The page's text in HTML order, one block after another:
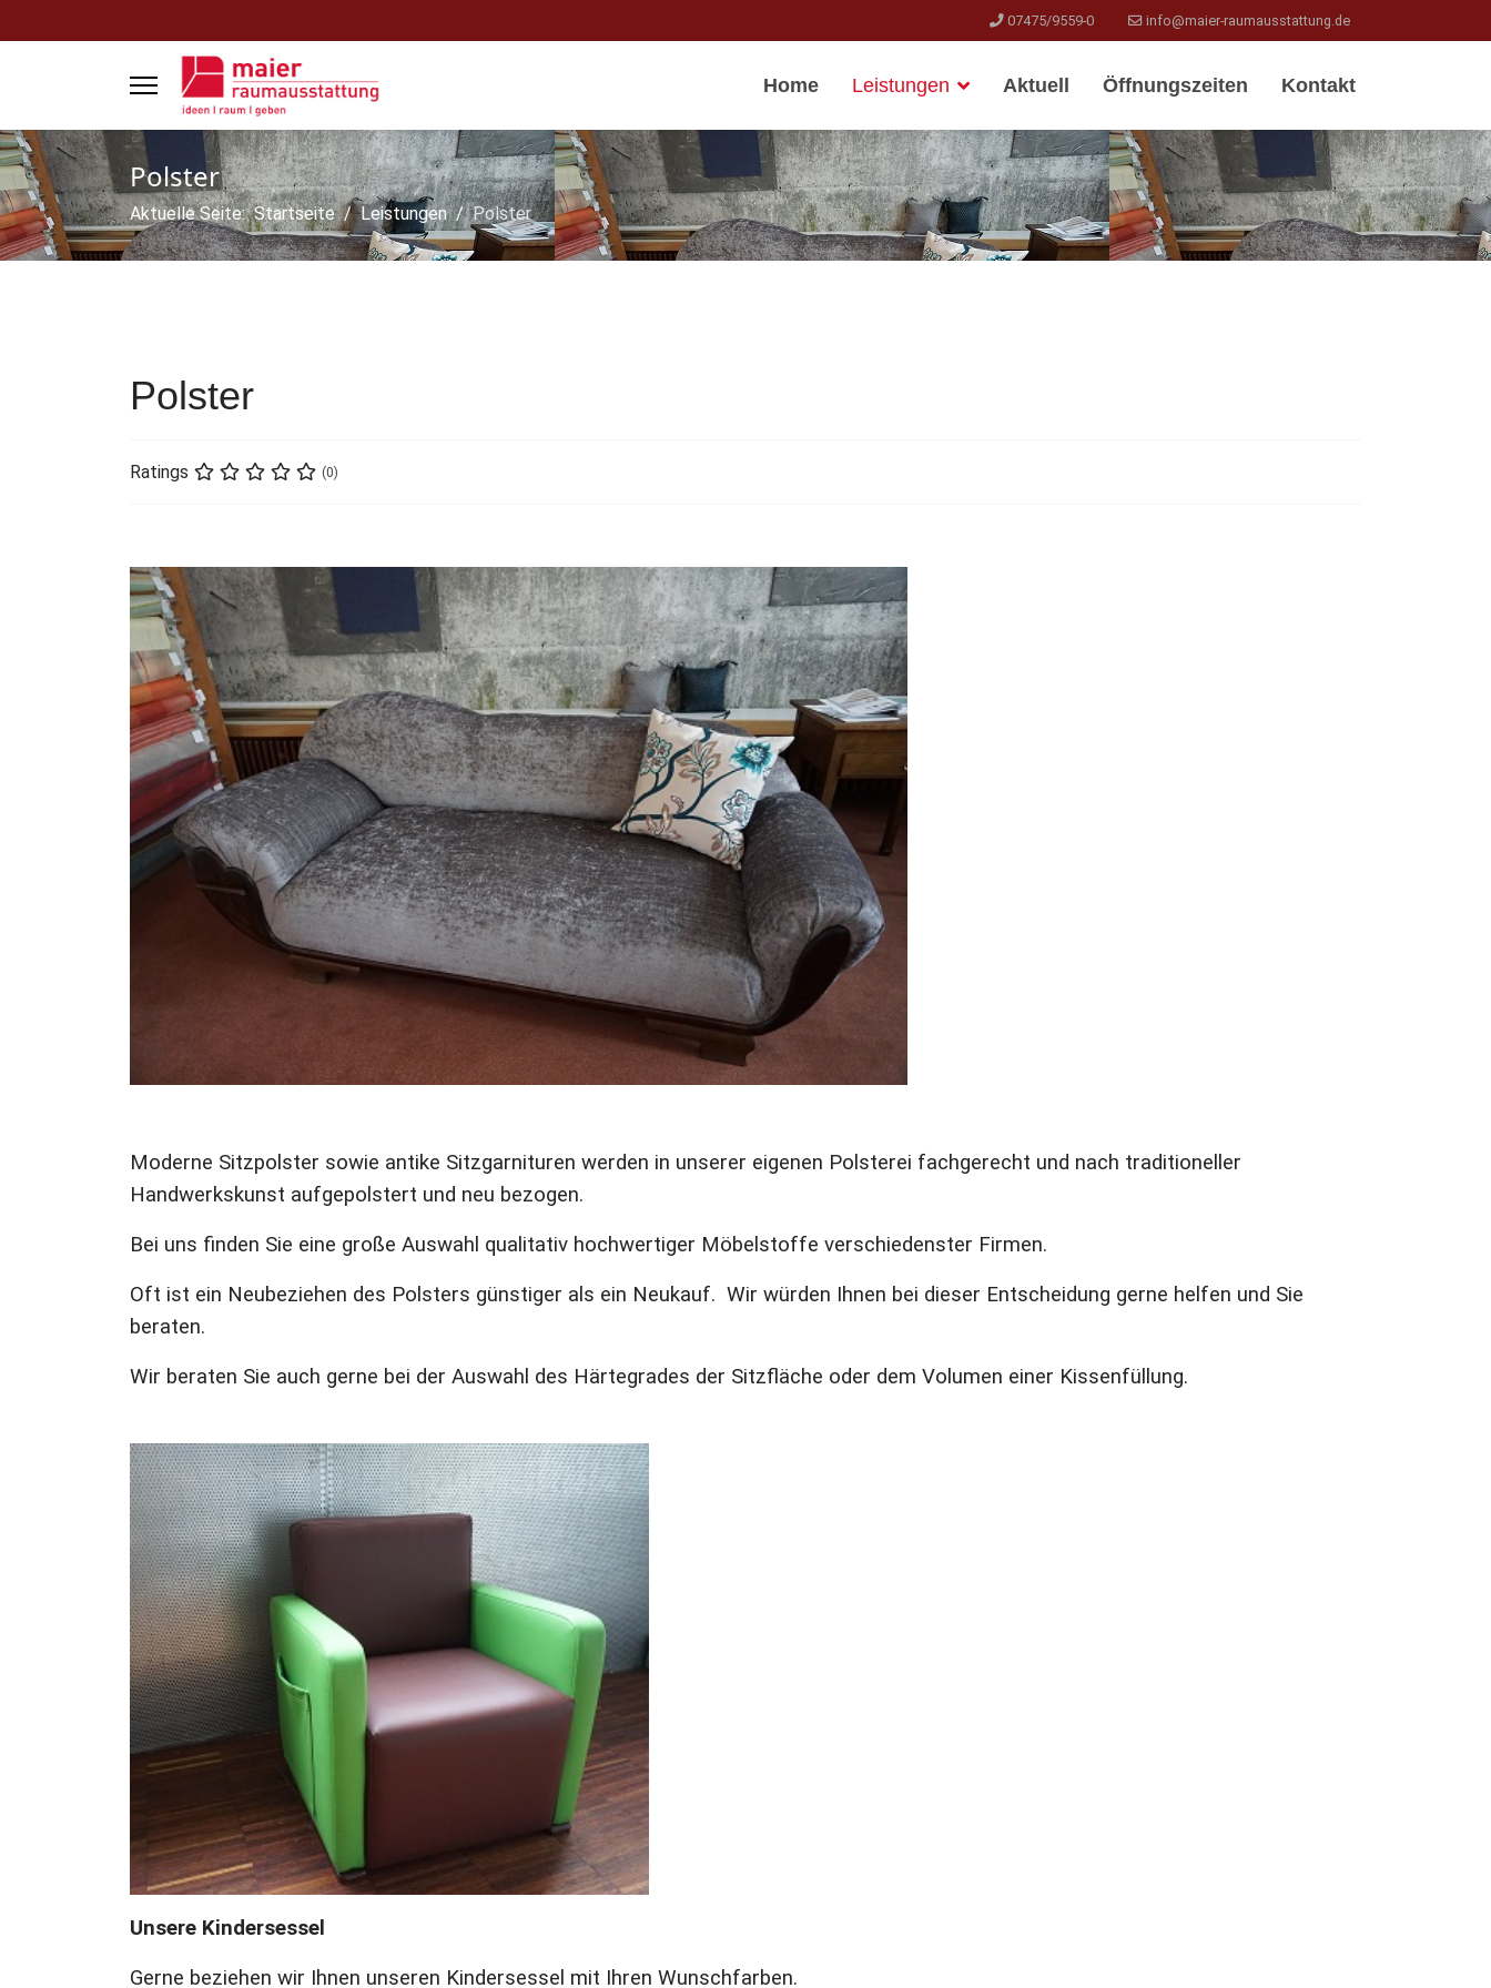
07475/9559-0 info@maier-raumausstattung.de
Home Leistungen Aktuell Öffnungszeiten Kontakt
Polster
Aktuelle Seite:Startseite Leistungen Polster
Polster
Ratings (0)
Moderne Sitzpolster sowie antike Sitzgarnituren werden in unserer eigenen Polsterei fachgerecht und nach traditioneller
Handwerkskunst aufgepolstert und neu bezogen.
Bei uns finden Sie eine große Auswahl qualitativ hochwertiger Möbelstoffe verschiedenster Firmen.
Oft ist ein Neubeziehen des Polsters günstiger als ein Neukauf. Wir würden Ihnen bei dieser Entscheidung gerne helfen und Sie
beraten.
Wir beraten Sie auch gerne bei der Auswahl des Härtegrades der Sitzfläche oder dem Volumen einer Kissenfüllung.
Unsere Kindersessel
Gerne beziehen wir Ihnen unseren Kindersessel mit Ihren Wunschfarben.